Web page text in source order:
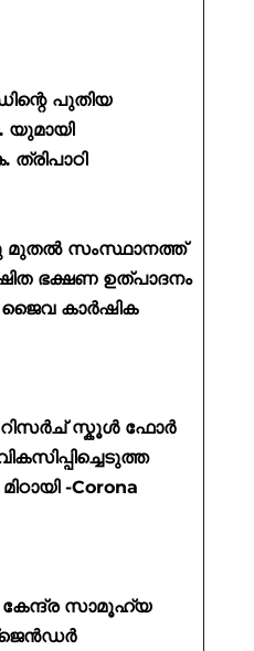
പുതിയ
യുമായി
ത്രിപാഠി
മുതൽ സംസ്ഥാനത്ത്
ഭക്ഷണ ഉത്പാദനം
ജൈവ കാർഷിക
റിസർച് സ്കൂൾ ഫോർ
-Corona
കേന്ദ്ര സാമൂഹ്യ